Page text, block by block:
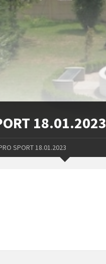
18.01.2023
SPORT 18.01.2023